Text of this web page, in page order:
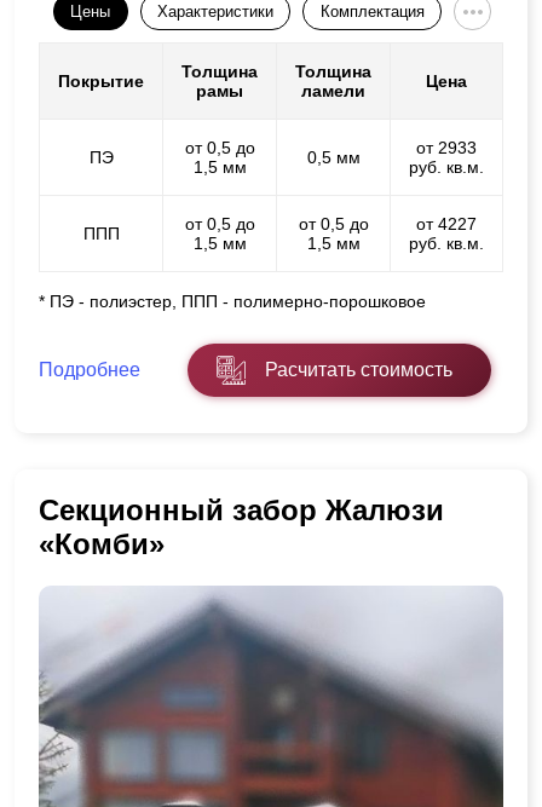
Цены Характеристики Комплектация
Покрытие
Толщина
рамы
Толщина
ламели
Цена
ПЭ
от 0,5 до
1,5 мм
0,5 мм
от 2933
руб. кв.м.
ППП
от 0,5 до
1,5 мм
от 0,5 до
1,5 мм
от 4227
руб. кв.м.
* ПЭ - полиэстер, ППП - полимерно-порошковое
Подробнее Расчитать стоимость
Секционный забор Жалюзи
«Комби»